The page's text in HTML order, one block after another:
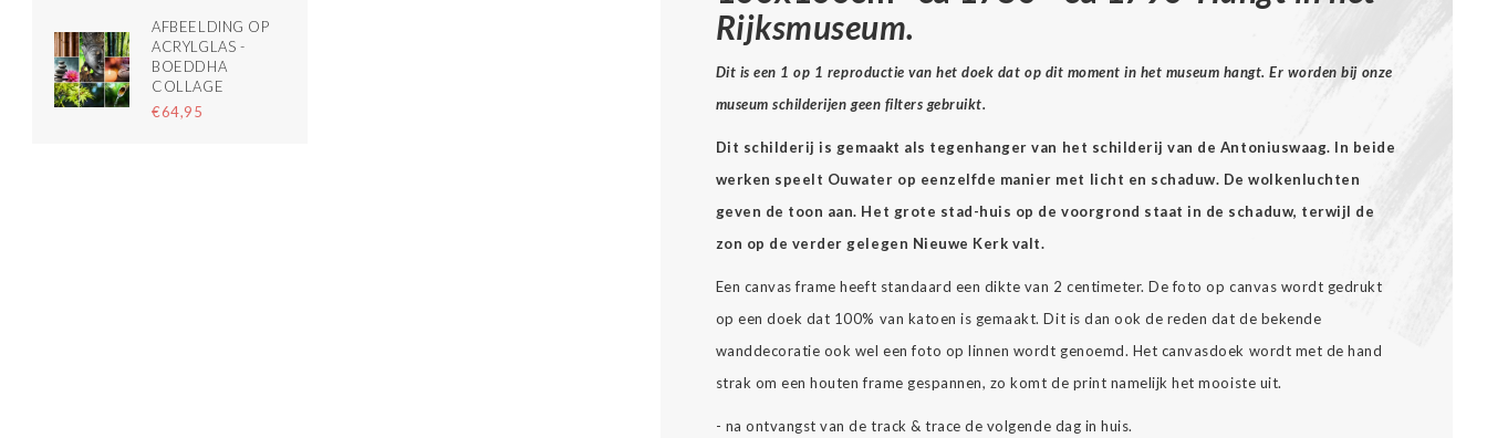
AFBEELDING OP
ACRYLGLAS -
BOEDDHA
COLLAGE
€64,95
Rijksmuseum.
Dit is een 1 op 1 reproductie van het doek dat op dit moment in het museum hangt. Er worden bij onze
museum schilderijen geen filters gebruikt.
Dit schilderij is gemaakt als tegenhanger van het schilderij van de Antoniuswaag. In beide
werken speelt Ouwater op eenzelfde manier met licht en schaduw. De wolkenluchten
geven de toon aan. Het grote stad-huis op de voorgrond staat in de schaduw, terwijl de
zon op de verder gelegen Nieuwe Kerk valt.
Een canvas frame heeft standaard een dikte van 2 centimeter. De foto op canvas wordt gedrukt
op een doek dat 100% van katoen is gemaakt. Dit is dan ook de reden dat de bekende
wanddecoratie ook wel een foto op linnen wordt genoemd. Het canvasdoek wordt met de hand
strak om een houten frame gespannen, zo komt de print namelijk het mooiste uit.
- na ontvangst van de track & trace de volgende dag in huis.